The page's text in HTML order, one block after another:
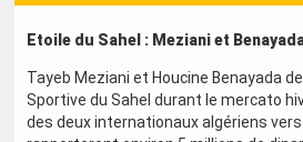
Etoile du Sahel : Meziani et
Tayeb Meziani et Houcine Benayada
Sportive du Sahel durant le mercato
des deux internationaux algériens vers